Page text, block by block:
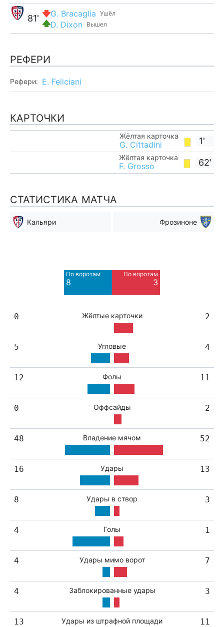
Ушёл
G. Bracaglia
Вышел
D. Dixon
81'
РЕФЕРИ
Рефери: E. Feliciani
КАРТОЧКИ
1'
Жёлтая карточка
G. Cittadini
62'
Жёлтая карточка
F. Grosso
СТАТИСТИКА МАТЧА
Кальяри Фрозиноне
По воротам
8
По воротам
3
0 Жёлтые карточки 2
5 Угловые 4
12 Фолы 11
0 Оффсайды 2
48 Владение мячом 52
16 Удары 13
8 Удары в створ 3
4 Голы 1
4 Удары мимо ворот 7
4 Заблокированные удары 3
13 Удары из штрафной площади 11